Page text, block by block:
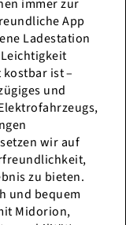
immer zur
App
Ladestation
ist –
und
wir auf
zu bieten.
und bequem
Midorion,